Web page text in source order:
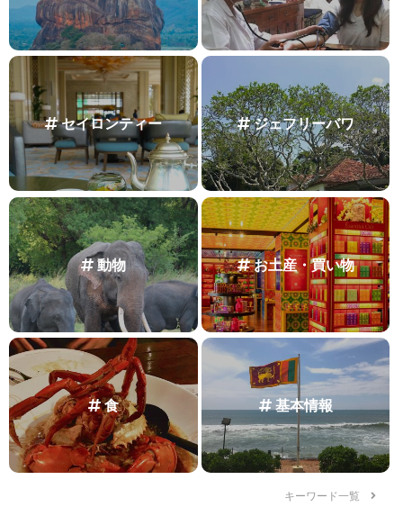
セイロンティー ジェフリーバワ
動物 お土産・買い物
食 基本情報
キーワード一覧